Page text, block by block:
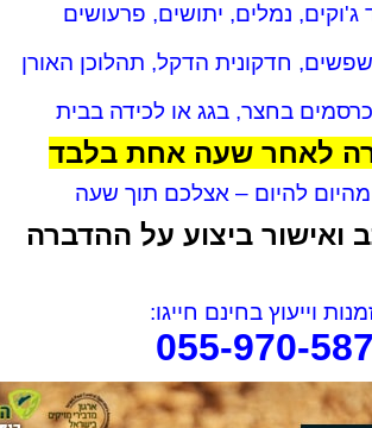
ג'וקים, נמלים, יתושים, פרעושים
חדקונית הדקל, תהלוכן האורן
בחצר, בגג או לכידה בבית
לאחר שעה אחת בלבד
להיום – אצלכם תוך שעה
ואישור ביצוע על ההדברה
וייעוץ בחינם חייגו:
055-970-
שירות וזמינות מצוינים. הגיע
במוצאי שבת ניגש מיד לעבודה
והצליח לתפוס את החולדה. הסביר
גם לגבי הדברה מונעת.